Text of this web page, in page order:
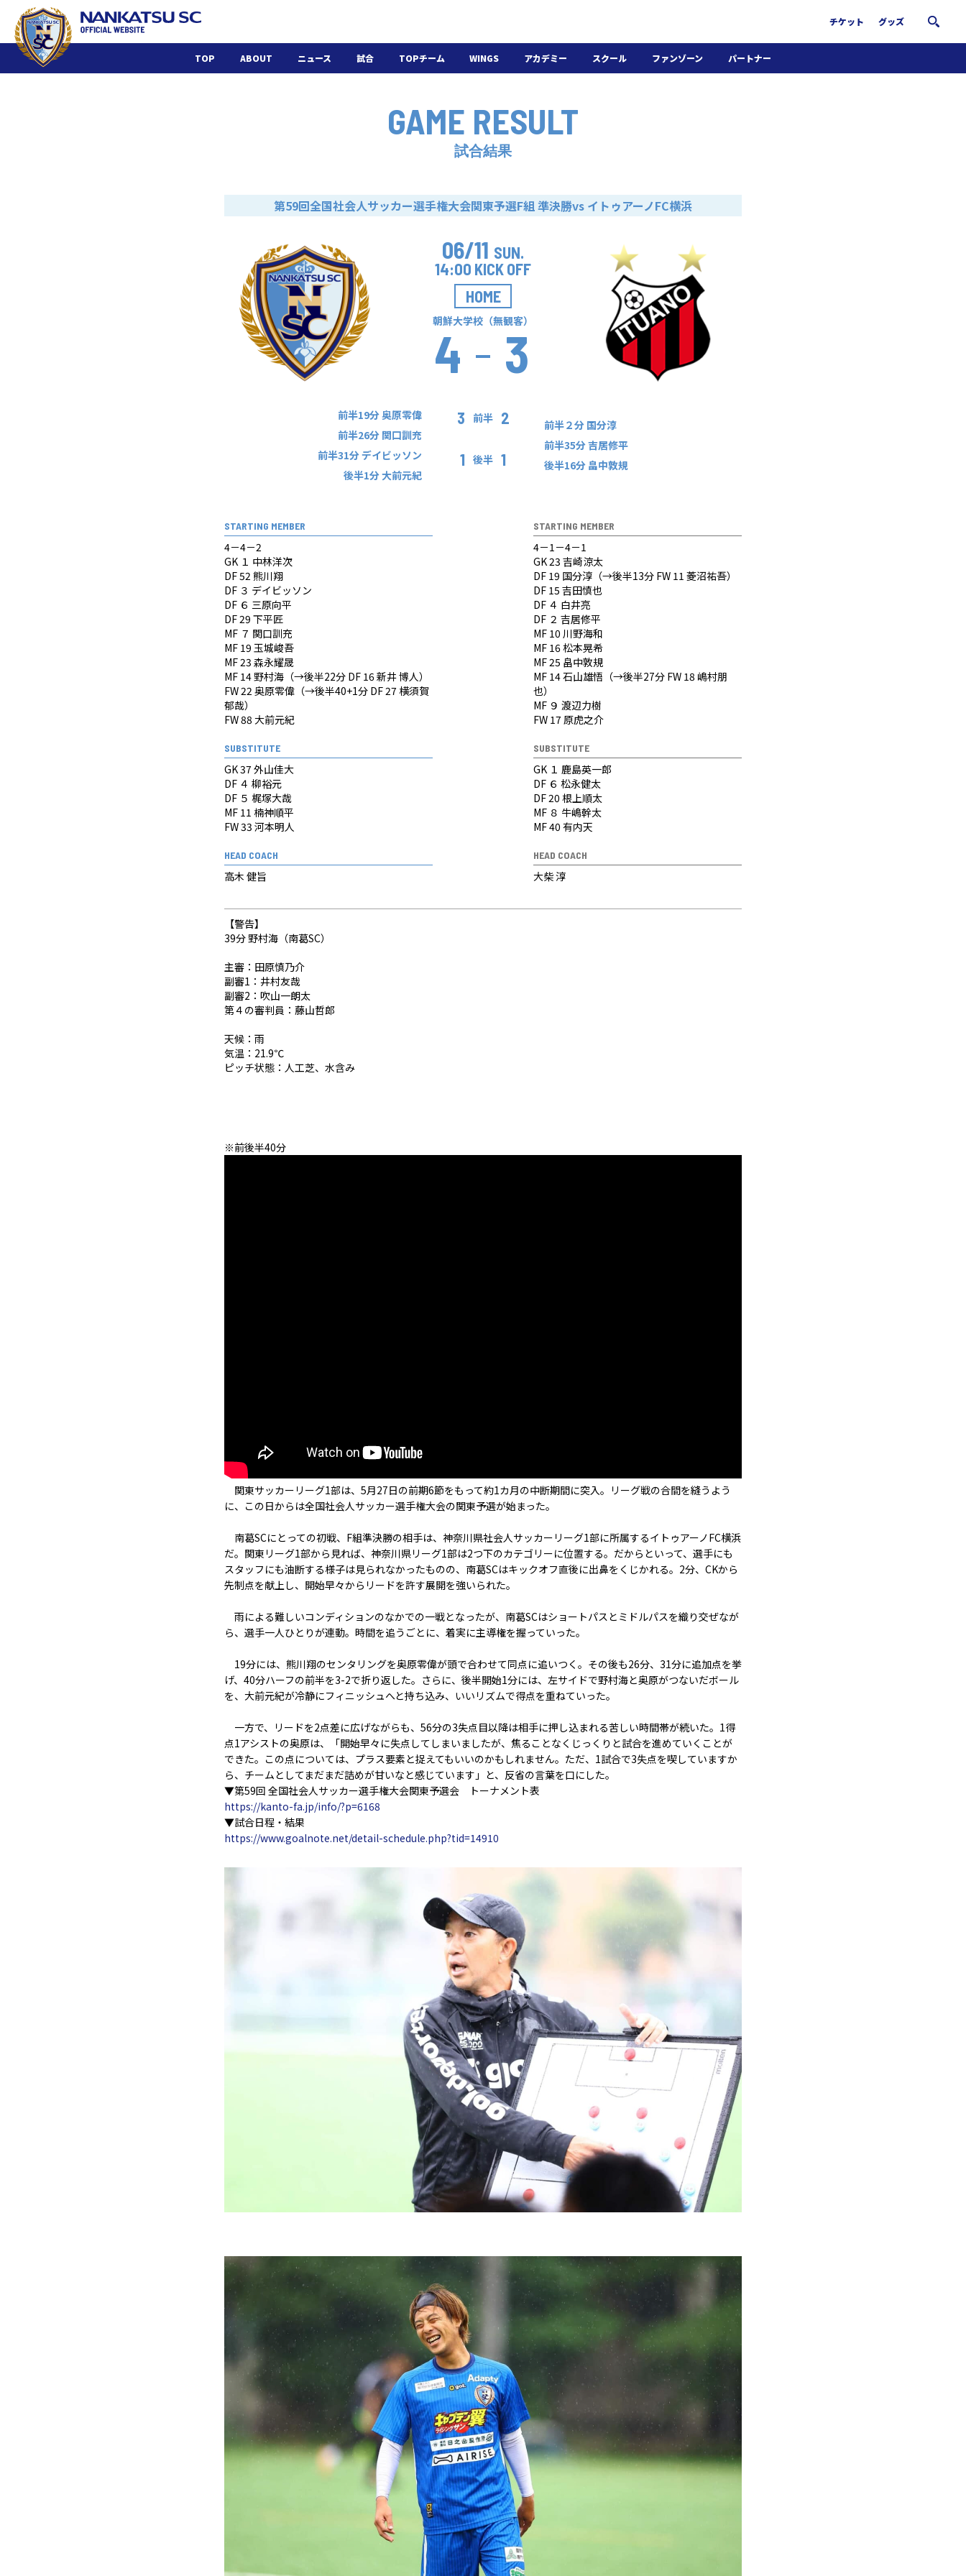
チケット グッズ
TOP ABOUT ニュース 試合 TOPチーム WINGS アカデミー
U-15
施設紹介
WINGSアカデミー
スクール ファンゾーン パートナー
GAME RESULT
試合結果
第59回全国社会人サッカー選手権大会関東予選F組 準決勝vs イトゥアーノFC横浜
06/11 SUN.
14:00 KICK OFF
HOME
朝鮮大学校（無観客）
4 3
前半19分 奥原零偉
前半26分 関口訓充
前半31分 デイビッソン
後半1分 大前元紀
3 前半 2
前半２分 国分淳
前半35分 吉居修平
後半16分 畠中敦規
1 後半 1
STARTING MEMBER
4－4－2
GK １ 中林洋次
DF 52 熊川翔
DF ３ デイビッソン
DF ６ 三原向平
DF 29 下平匠
MF ７ 関口訓充
MF 19 玉城峻吾
MF 23 森永耀晟
MF 14 野村海（→後半22分 DF 16 新井 博人）
FW 22 奥原零偉（→後半40+1分 DF 27 横須賀
郁哉）
FW 88 大前元紀
SUBSTITUTE
GK 37 外山佳大
DF ４ 柳裕元
DF ５ 梶塚大哉
MF 11 楠神順平
FW 33 河本明人
HEAD COACH
高木 健旨
STARTING MEMBER
4－1－4－1
GK 23 吉崎涼太
DF 19 国分淳（→後半13分 FW 11 菱沼祐吾）
DF 15 吉田慎也
DF ４ 白井亮
DF ２ 吉居修平
MF 10 川野海和
MF 16 松本晃希
MF 25 畠中敦規
MF 14 石山雄悟（→後半27分 FW 18 嶋村朋
也）
MF ９ 渡辺力樹
FW 17 原虎之介
SUBSTITUTE
GK １ 鹿島英一郎
DF ６ 松永健太
DF 20 根上順太
MF ８ 牛嶋幹太
MF 40 有内天
HEAD COACH
大柴 淳
【警告】
39分 野村海（南葛SC）
主審：田原慎乃介
副審1：井村友哉
副審2：吹山一朗太
第４の審判員：藤山哲郎
天候：雨
気温：21.9℃
ピッチ状態：人工芝、水含み
※前後半40分
関東サッカーリーグ1部は、5月27日の前期6節をもって約1カ月の中断期間に突入。リーグ戦の合間を縫うよう
に、この日からは全国社会人サッカー選手権大会の関東予選が始まった。
南葛SCにとっての初戦、F組準決勝の相手は、神奈川県社会人サッカーリーグ1部に所属するイトゥアーノFC横浜
だ。関東リーグ1部から見れば、神奈川県リーグ1部は2つ下のカテゴリーに位置する。だからといって、選手にも
スタッフにも油断する様子は見られなかったものの、南葛SCはキックオフ直後に出鼻をくじかれる。2分、CKから
先制点を献上し、開始早々からリードを許す展開を強いられた。
雨による難しいコンディションのなかでの一戦となったが、南葛SCはショートパスとミドルパスを織り交ぜなが
ら、選手一人ひとりが連動。時間を追うごとに、着実に主導権を握っていった。
19分には、熊川翔のセンタリングを奥原零偉が頭で合わせて同点に追いつく。その後も26分、31分に追加点を挙
げ、40分ハーフの前半を3-2で折り返した。さらに、後半開始1分には、左サイドで野村海と奥原がつないだボール
を、大前元紀が冷静にフィニッシュへと持ち込み、いいリズムで得点を重ねていった。
一方で、リードを2点差に広げながらも、56分の3失点目以降は相手に押し込まれる苦しい時間帯が続いた。1得
点1アシストの奥原は、「開始早々に失点してしまいましたが、焦ることなくじっくりと試合を進めていくことが
できた。この点については、プラス要素と捉えてもいいのかもしれません。ただ、1試合で3失点を喫していますか
ら、チームとしてまだまだ詰めが甘いなと感じています」と、反省の言葉を口にした。
▼第59回 全国社会人サッカー選手権大会関東予選会 トーナメント表
https://kanto-fa.jp/info/?p=6168
▼試合日程・結果
https://www.goalnote.net/detail-schedule.php?tid=14910